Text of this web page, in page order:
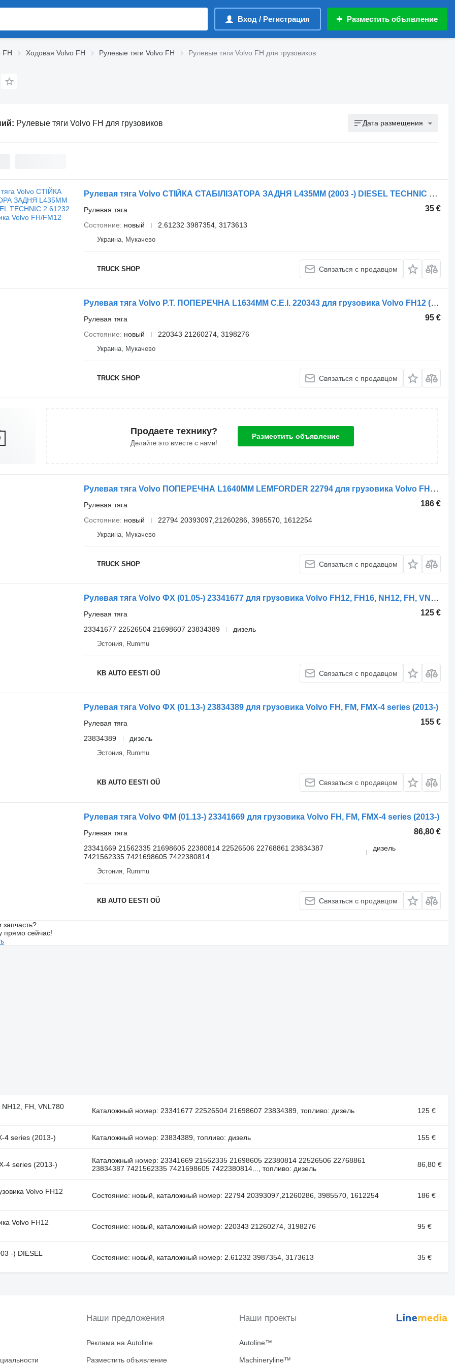
Вход / Регистрация Разместить объявление
FH Ходовая Volvo FH Рулевые тяги Volvo FH Рулевые тяги Volvo FH для грузовиков
Рулевые тяги Volvo FH для грузовиков Дата размещения
Рулевая тяга Volvo СТІЙКА СТАБІЛІЗАТОРА ЗАДНЯ L435MM (2003 -) DIESEL TECHNIC 2.61232 для грузовика Volvo FH/FM12
35 €
Рулевая тяга
Состояние
новый 2.61232 3987354, 3173613
Украина, Мукачево
TRUCK SHOP Связаться с продавцом
Рулевая тяга Volvo Р.Т. ПОПЕРЕЧНА L1634MM C.E.I. 220343 для грузовика Volvo FH12 (G1/2/3/4), FH16, FH400-520, FM9, FM12, FM300-480 08.93-
95 €
Рулевая тяга
Состояние
новый 220343 21260274, 3198276
Украина, Мукачево
TRUCK SHOP Связаться с продавцом
Продаете технику?
Делайте это вместе с нами!
Разместить объявление
Рулевая тяга Volvo ПОПЕРЕЧНА L1640ММ LEMFORDER 22794 для грузовика Volvo FH12 (G1/2), FH16, FM7, FM9, FM10, FM12, FL6, FL7, FL10
186 €
Рулевая тяга
Состояние
новый 22794 20393097,21260286, 3985570, 1612254
Украина, Мукачево
TRUCK SHOP Связаться с продавцом
Рулевая тяга Volvo ФХ (01.05-) 23341677 для грузовика Volvo FH12, FH16, NH12, FH, VNL780 (1993-2014)
125 €
Рулевая тяга
23341677 22526504 21698607 23834389
дизель
Эстония, Rummu
KB AUTO EESTI OÜ Связаться с продавцом
Рулевая тяга Volvo ФХ (01.13-) 23834389 для грузовика Volvo FH, FM, FMX-4 series (2013-)
155 €
Рулевая тяга
23834389
дизель
Эстония, Rummu
KB AUTO EESTI OÜ Связаться с продавцом
Рулевая тяга Volvo ФМ (01.13-) 23341669 для грузовика Volvo FH, FM, FMX-4 series (2013-)
86,80 €
Рулевая тяга
23341669 21562335 21698605 22380814 22526506 22768861 23834387
7421562335 7421698605 7422380814...
дизель
Эстония, Rummu
KB AUTO EESTI OÜ Связаться с продавцом
прямо сейчас!
NH12, FH, VNL780
Каталожный номер: 23341677 22526504 21698607 23834389, топливо: дизель 125 €
4 series (2013-) Каталожный номер: 23834389, топливо: дизель 155 €
4 series (2013-)
Каталожный номер: 23341669 21562335 21698605 22380814 22526506 22768861
23834387 7421562335 7421698605 7422380814..., топливо: дизель
86,80 €
Volvo FH12
Состояние: новый, каталожный номер: 22794 20393097,21260286, 3985570, 1612254 186 €
Volvo FH12
Состояние: новый, каталожный номер: 220343 21260274, 3198276 95 €
-) DIESEL
Состояние: новый, каталожный номер: 2.61232 3987354, 3173613 35 €
Наши предложения
Реклама на Autoline
Разместить объявление
Наши проекты
Autoline™
Machineryline™